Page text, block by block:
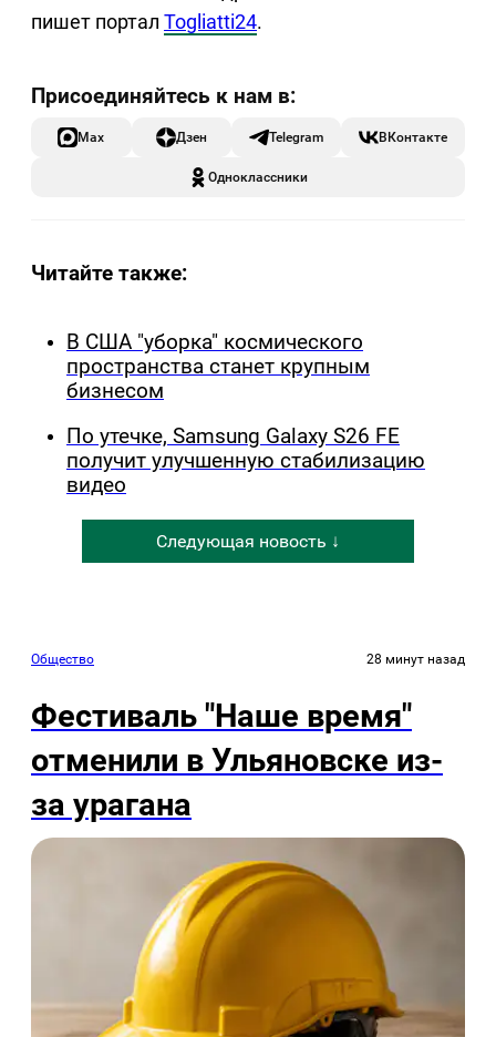
пишет портал Togliatti24.
Max Дзен Telegram ВКонтакте
Одноклассники
Читайте также:
В США "уборка" космического
пространства станет крупным
бизнесом
По утечке, Samsung Galaxy S26 FE
получит улучшенную стабилизацию
видео
Следующая новость ↓
Общество 28 минут назад
Фестиваль "Наше время"
отменили в Ульяновске из-
за урагана